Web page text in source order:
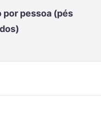
por pessoa (pés